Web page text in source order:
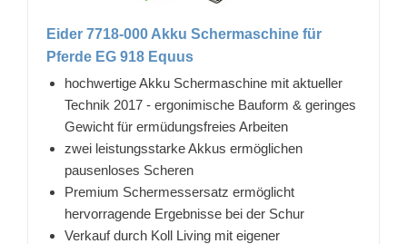
Eider 7718-000 Akku Schermaschine für
Pferde EG 918 Equus
hochwertige Akku Schermaschine mit aktueller
Technik 2017 - ergonimische Bauform & geringes
Gewicht für ermüdungsfreies Arbeiten
zwei leistungsstarke Akkus ermöglichen
pausenloses Scheren
Premium Schermessersatz ermöglicht
hervorragende Ergebnisse bei der Schur
Verkauf durch Koll Living mit eigener